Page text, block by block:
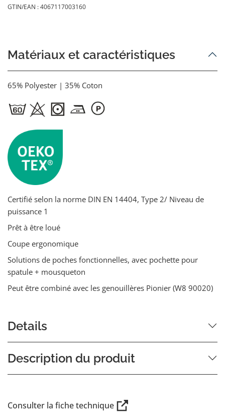
GTIN/EAN :4067117003160
Matériaux et caractéristiques
65% Polyester | 35% Coton
Certifié selon la norme DIN EN 14404, Type 2/ Niveau de
puissance 1
Prêt à être loué
Coupe ergonomique
Solutions de poches fonctionnelles, avec pochette pour
spatule + mousqueton
Peut être combiné avec les genouillères Pionier (W8 90020)
Details
Description du produit
Consulter la fiche technique